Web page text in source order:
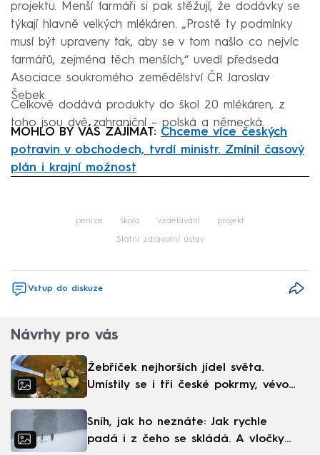
projektu. Menší farmáři si pak stěžují, že dodávky se
týkají hlavně velkých mlékáren. „Prostě ty podmínky
musí být upraveny tak, aby se v tom našlo co nejvíc
farmářů, zejména těch menších,“ uvedl předseda
Asociace soukromého zemědělství ČR Jaroslav
Šebek.
Celkově dodává produkty do škol 20 mlékáren, z
toho jsou dvě zahraniční – polská a německá.
MOHLO BY VÁS ZAJÍMAT: Chceme více českých
potravin v obchodech, tvrdí ministr. Zmínil časový
plán i krajní možnost
peníze škola vzdělávání projekt
Státní zdravotní ústav
Vstup do diskuze
Návrhy pro vás
Žebříček nejhorších jídel světa.
Umístily se i tři české pokrmy, vévodí
Sníh, jak ho neznáte: Jak rychle
padá i z čeho se skládá. A vločky